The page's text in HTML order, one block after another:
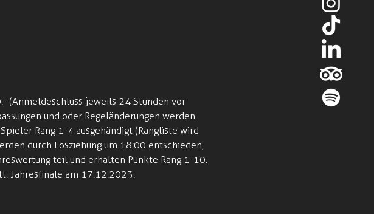
(Anmeldeschluss jeweils 24 Stunden vor
und oder Regeländerungen werden
Rang 1-4 ausgehändigt (Rangliste wird
durch Losziehung um 18:00 entschieden,
teil und erhalten Punkte Rang 1-10.
Jahresfinale am 17.12.2023.